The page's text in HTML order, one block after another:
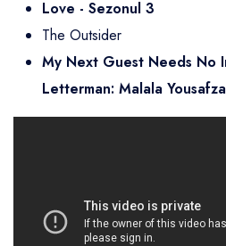
Love - Sezonul 3
The Outsider
My Next Guest Needs No
Letterman: Malala